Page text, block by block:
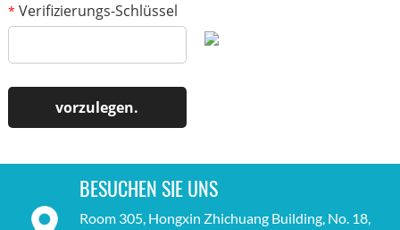
* Verifizierungs-Schlüssel
BESUCHEN SIE UNS
Room 305, Hongxin Zhichuang Building, No. 18,